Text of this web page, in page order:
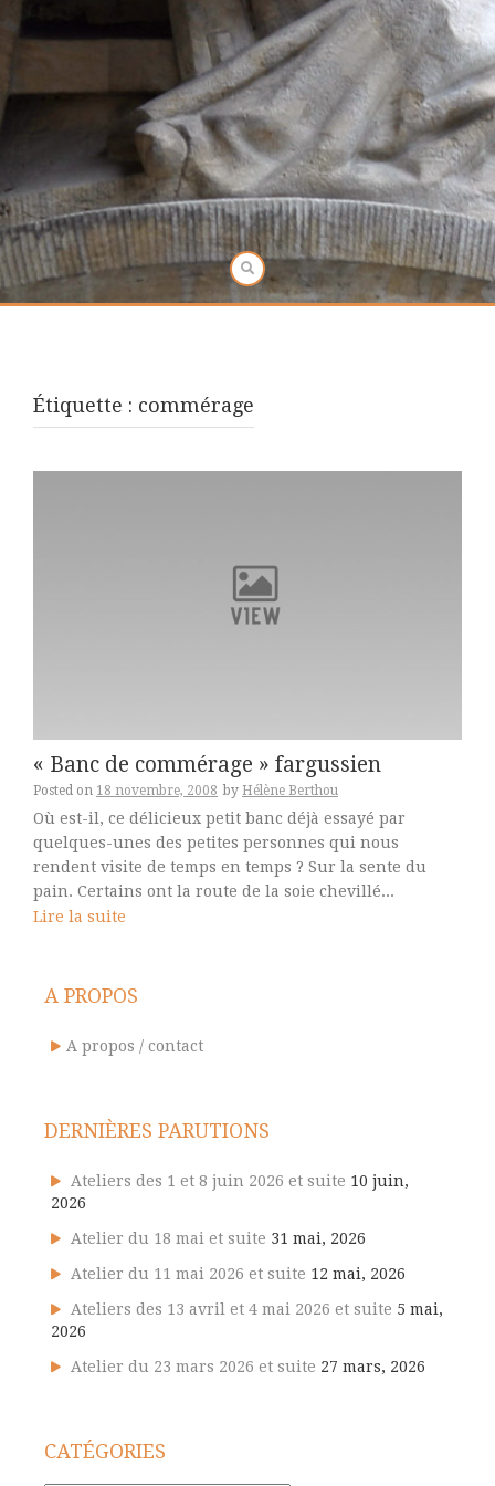
Étiquette : commérage
« Banc de commérage » fargussien
Posted on 18 novembre, 2008 by Hélène Berthou
Où est-il, ce délicieux petit banc déjà essayé par
quelques-unes des petites personnes qui nous
rendent visite de temps en temps ? Sur la sente du
pain. Certains ont la route de la soie chevillé...
Lire la suite
A PROPOS
A propos / contact
DERNIÈRES PARUTIONS
Ateliers des 1 et 8 juin 2026 et suite 10 juin,
2026
Atelier du 18 mai et suite 31 mai, 2026
Atelier du 11 mai 2026 et suite 12 mai, 2026
Ateliers des 13 avril et 4 mai 2026 et suite 5 mai,
2026
Atelier du 23 mars 2026 et suite 27 mars, 2026
CATÉGORIES